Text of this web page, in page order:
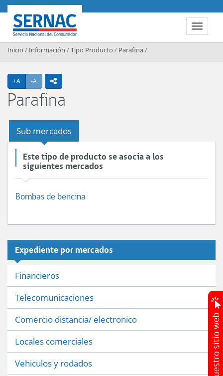
Contenido principal
Toggle
SERNAC
Inicio / Información /Tipo Producto / Parafina/
+A Agrandar texto
-A Achicar textoicono compartir
Parafina
Sub mercados
Este tipo de producto se asocia a los
siguientes mercados
Bombas de bencina
Expediente por mercados
Financieros
Telecomunicaciones
Comercio distancia/ electronico
Locales comerciales
Vehiculos y rodados